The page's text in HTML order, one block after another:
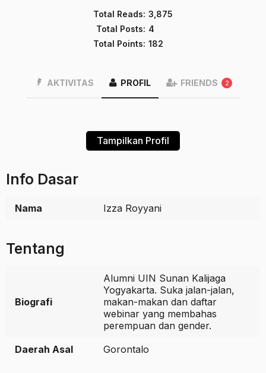
Total Reads: 3,875
Total Posts: 4
Total Points: 182
AKTIVITAS PROFIL FRIENDS 2
Tampilkan Profil
Info Dasar
Nama Izza Royyani
Tentang
Biografi
Alumni UIN Sunan Kalijaga
Yogyakarta. Suka jalan-jalan,
makan-makan dan daftar
webinar yang membahas
perempuan dan gender.
Daerah Asal
Gorontalo